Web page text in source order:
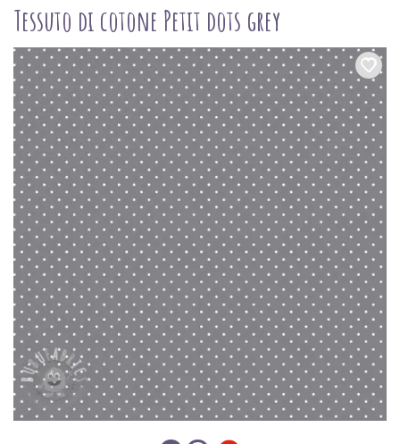
Tessuto di cotone Petit dots grey